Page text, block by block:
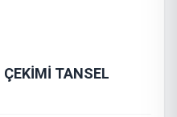
ÇEKİMİ TANSEL